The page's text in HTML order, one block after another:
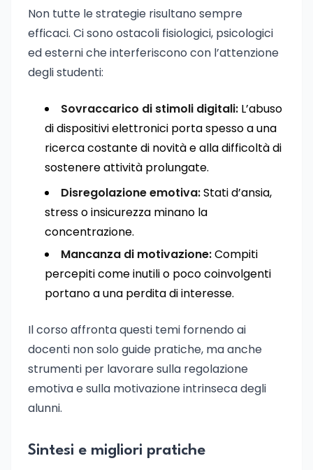
Non tutte le strategie risultano sempre
efficaci. Ci sono ostacoli fisiologici, psicologici
ed esterni che interferiscono con l’attenzione
degli studenti:
Sovraccarico di stimoli digitali: L’abuso
di dispositivi elettronici porta spesso a una
ricerca costante di novità e alla difficoltà di
sostenere attività prolungate.
Disregolazione emotiva:Stati d’ansia,
stress o insicurezza minano la
concentrazione.
Mancanza di motivazione:Compiti
percepiti come inutili o poco coinvolgenti
portano a una perdita di interesse.
Il corso affronta questi temi fornendo ai
docenti non solo guide pratiche, ma anche
strumenti per lavorare sulla regolazione
emotiva e sulla motivazione intrinseca degli
alunni.
Sintesi e migliori pratiche